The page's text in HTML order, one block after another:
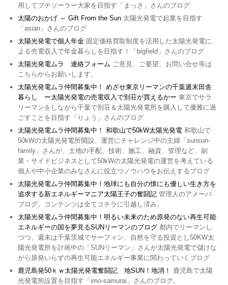
用してプチソーラー大家を目指す「まっさ」さんのブログ
太陽のおかげ ～ Gift From the Sun 太陽光発電で起業を目指す
「asian」さんのブログ
太陽光発電で個人年金 固定価格買取制度を活用した太陽光発電に
よる売電収入で年金暮らしを目指す！「bigfield」さんのブログ
太陽光発電ムラ 連絡フォーム ご意見、ご要望、お問い合せ等は
こちらからお願いします。
太陽光発電ムラ仲間募集中！ めざせ東京リーマンの千葉週末田舎
暮らし ー太陽光発電の売電収入で別荘が買えるかー 東京でサラ
リーマンをしながら千葉で別荘＆太陽光発電所を購入して優雅に過
ごすことを目指す「りょう」さんのブログ
太陽光発電ムラ仲間募集中！ 和歌山で50kW太陽光発電 和歌山で
50kWの太陽光発電所開設、運営にチャレンジ中の主婦「sunsun-
family」さんが、土地の手配、技術、施工、融資、管理など、副
業・サイドビジネスとして50kWの太陽光発電の運営を考えている
個人や中小企業のみなさんに役立つノウハウをお伝えするブログ
太陽光発電ムラ仲間募集中！地球にも自分の懐にも優しい生き方を
追求する新エネルギーマニア太陽王子の奮闘記 管理人のアメーバ
ブログ。コンテンツは全てコチラに引越し済み。
太陽光発電ムラ仲間募集中！明るい未来のため原発のない再生可能
エネルギーの国を夢見るSUNリーマンのブログ 都内でリーマンし
つつ、週末は千葉茨城でサーフィン、自然を守る投資とし50KW太
陽光発電所を計画中の「SUNリーマン」さんが太陽光発電で儲けな
がら原発いらずの再生可能エネルギー事業に関わっていくブログ
鹿児島発50ｋｗ太陽光発電奮闘記 地SUN！地消！
鹿児島で太陽
光発電所設置を目指す「imo-samurai」さんのブログ。